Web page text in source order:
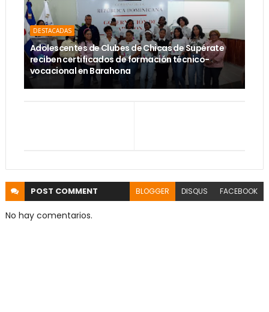
DESTACADAS
Adolescentes de Clubes de Chicas de Supérate
reciben certificados de formación técnico-
vocacional en Barahona
POST COMMENT BLOGGER DISQUS FACEBOOK
No hay comentarios.